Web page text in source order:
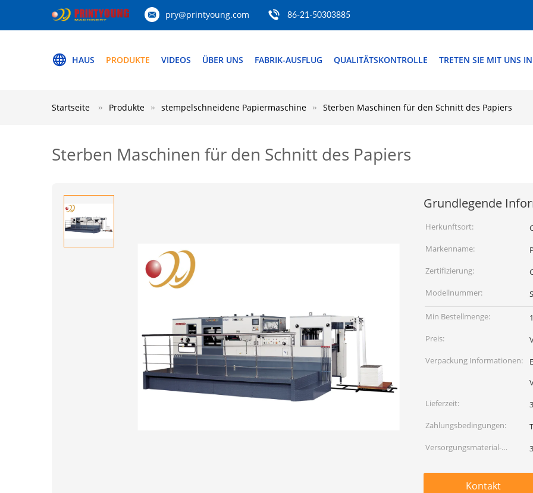
pry@printyoung.com 86-21-50303885
HAUS PRODUKTE VIDEOS ÜBER UNS FABRIK-AUSFLUG QUALITÄTSKONTROLLE TRETEN SIE MIT UNS
Startseite Produkte stempelschneidene Papiermaschine Sterben Maschinen für den Schnitt des Papiers
Sterben Maschinen für den Schnitt des Papiers
Grundlegende
Herkunftsort:
Markenname:
Zertifizierung:
Modellnummer:
Min Bestellmenge:
Preis:
Verpackung Informationen:
Lieferzeit:
Zahlungsbedingungen:
Versorgungsmaterial-
Kontakt